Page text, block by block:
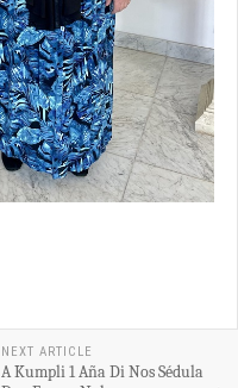
NEXT ARTICLE
A Kumpli 1 Aña Di Nos Sédula